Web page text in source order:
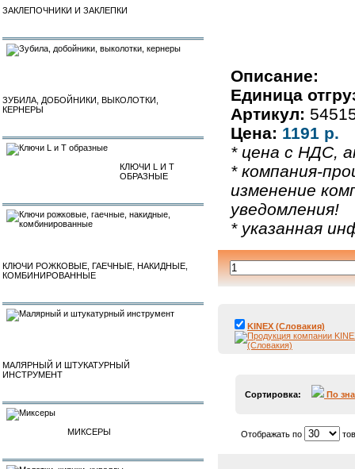
ЗАКЛЕПОЧНИКИ И ЗАКЛЕПКИ
ЗУБИЛА, ДОБОЙНИКИ, ВЫКОЛОТКИ,
КЕРНЕРЫ
КЛЮЧИ L И T
ОБРАЗНЫЕ
КЛЮЧИ РОЖКОВЫЕ, ГАЕЧНЫЕ, НАКИДНЫЕ,
КОМБИНИРОВАННЫЕ
МАЛЯРНЫЙ И ШТУКАТУРНЫЙ
ИНСТРУМЕНТ
МИКСЕРЫ
Описание:
Единица
Артикул:
Цена: 1191 р.
* цена с НДС,
* компания-
изменение
уведомления!
* указанная
KINEX (Словакия)
Сортировка: По
Отображать по